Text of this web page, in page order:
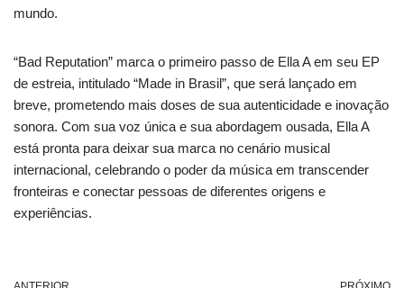
mundo.
“Bad Reputation” marca o primeiro passo de Ella A em seu EP
de estreia, intitulado “Made in Brasil”, que será lançado em
breve, prometendo mais doses de sua autenticidade e inovação
sonora. Com sua voz única e sua abordagem ousada, Ella A
está pronta para deixar sua marca no cenário musical
internacional, celebrando o poder da música em transcender
fronteiras e conectar pessoas de diferentes origens e
experiências.